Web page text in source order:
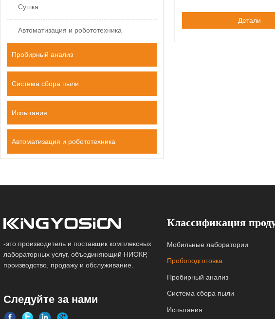
Сушка
Автоматизация и робототехника
Пробирный анализ
Система сбора пыли
Испытания
Автоматизация и робототехника
Детали
-это производитель и поставщик комплексных
лабораторных услуг, объединяющий НИОКР,
производство, продажу и обслуживание.
Следуйте за нами
Классификация
Мобильные лаборатории
Пробоподготовка
Пробирный анализ
Система сбора пыли
Испытания